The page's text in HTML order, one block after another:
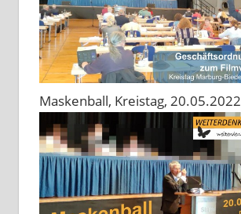
Maskenball, Kreistag, 20.05.2022